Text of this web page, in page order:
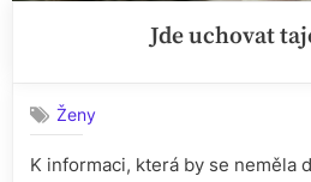
Jde uchovat
Ženy
K informaci, která by se neměla